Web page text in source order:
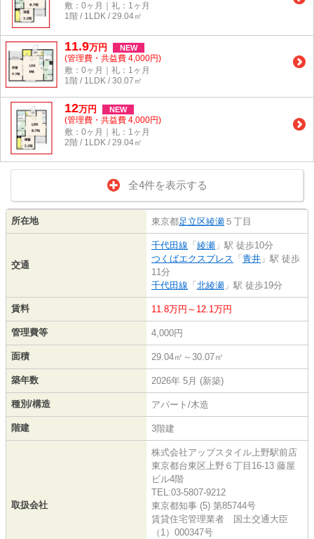
敷：0ヶ月｜礼：1ヶ月
1階 / 1LDK / 29.04㎡
11.9万円 NEW
(管理費・共益費 4,000円)
敷：0ヶ月｜礼：1ヶ月
1階 / 1LDK / 30.07㎡
12万円 NEW
(管理費・共益費 4,000円)
敷：0ヶ月｜礼：1ヶ月
2階 / 1LDK / 29.04㎡
全4件を表示する
所在地 東京都足立区綾瀬 ５丁目
交通
千代田線 「 綾瀬 」駅 徒歩10分
つくばエクスプレス 「 青井 」駅 徒歩
11分
千代田線 「 北綾瀬 」駅 徒歩19分
賃料 11.8万円～12.1万円
管理費等 4,000円
面積 29.04㎡～30.07㎡
築年数 2026年 5月 (新築)
種別/構造 アパート/木造
階建 3階建
取扱会社
株式会社アップスタイル上野駅前店
東京都台東区上野６丁目16-13 藤屋
ビル4階
TEL:03-5807-9212
東京都知事 (5) 第85744号
賃貸住宅管理業者 国土交通大臣
（1）000347号